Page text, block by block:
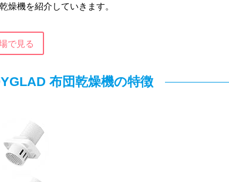
燥機を紹介していきます。
で見る
布団乾燥機の特徴